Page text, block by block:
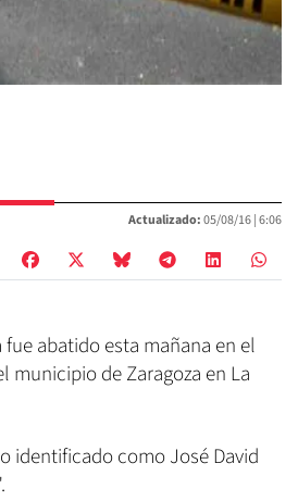
Actualizado:05/08/16 |6:06
abatido esta mañana en el
municipio de Zaragoza en La
identificado como José David